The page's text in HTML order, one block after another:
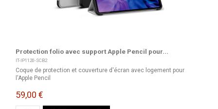
Protection folio avec support Apple Pencil pour...
IT-IP1120-SCB2
Coque de protection et couverture d'écran avec logement pour
l'Apple Pencil
59,00 €